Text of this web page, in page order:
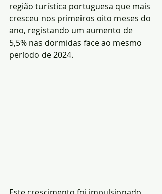
região turística portuguesa que mais
cresceu nos primeiros oito meses do
ano, registando um aumento de
5,5% nas dormidas face ao mesmo
período de 2024.